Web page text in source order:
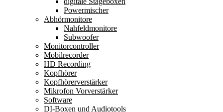
Powermischer
Abhörmonitore
Nahfeldmonitore
Subwoofer
Monitorcontroller
Mobilrecorder
HD Recording
Kopfhörer
Kopfhörerverstärker
Mikrofon Vorverstärker
Software
DI-Boxen und Audiotools